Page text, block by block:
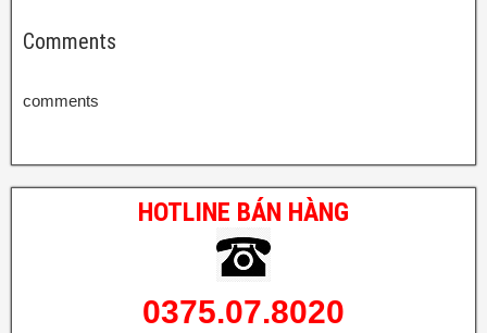
Comments
comments
HOTLINE BÁN HÀNG
0375.07.8020